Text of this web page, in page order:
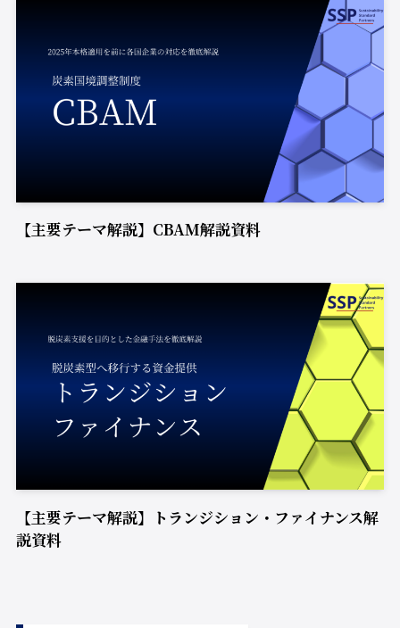
【主要テーマ解説】CBAM解説資料
【主要テーマ解説】トランジション・ファイナンス解
説資料